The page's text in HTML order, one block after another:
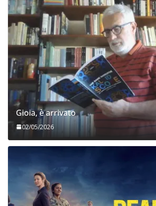
Gioia, è arrivato
02/05/2026